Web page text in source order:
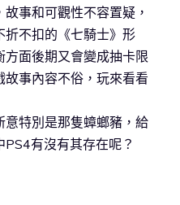
事和可觀性不容置疑，
折不扣的《七騎士》形
面後期又會變成抽卡限
事內容不俗，玩來看看
特別是那隻蟑螂豬，給
有沒有其存在呢？